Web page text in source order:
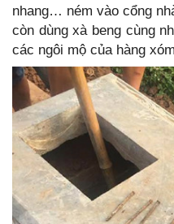
nhang… ném vào cổng
còn dùng xà beng cùng
các ngôi mộ của hàng